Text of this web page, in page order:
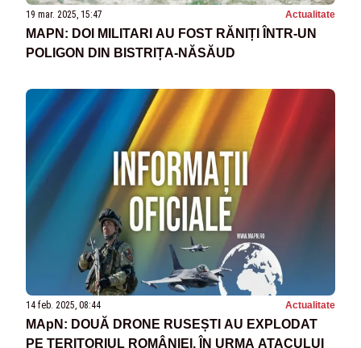
19 mar. 2025, 15:47 Actualitate
MAPN: DOI MILITARI AU FOST RĂNIȚI ÎNTR-UN
POLIGON DIN BISTRIȚA-NĂSĂUD
14 feb. 2025, 08:44 Actualitate
MApN: DOUĂ DRONE RUSEȘTI AU EXPLODAT
PE TERITORIUL ROMÂNIEI, ÎN URMA ATACULUI